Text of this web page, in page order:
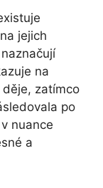
jejich
na
zatímco
po
nuance
a